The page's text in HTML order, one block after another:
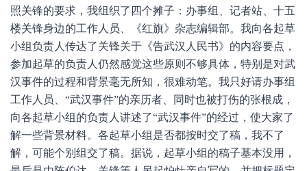
照关锋的要求，我组织了四个摊子：办事组、记者站、十五
楼关锋身边的工作人员、《红旗》杂志编辑部。我向各起草
小组负责人传达了关锋关于《告武汉人民书》的内容要点，
参加起草的负责人仍然感觉这些原则不够具体，特别是对武
汉事件的过程和背景毫无所知，很难动笔。我只好请办事组
工作人员、“武汉事件”的亲历者、同时也被打伤的张根成，
向各起草小组的负责人讲述了“武汉事件”的经过，使大家了
解一些背景材料。各起草小组是否都按时交了稿，我不了
解，可能个别组交了稿。据说，起草小组的稿子基本没用，